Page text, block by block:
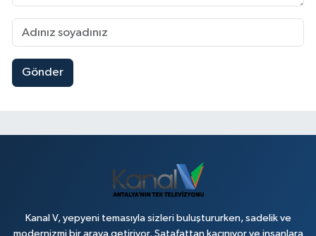
Gönder
Kanal V, yepyeni temasıyla sizleri buluştururken, sadelik ve
modernizmi bir araya getiriyor. Şatafattan kaçınıyor ve insanlara